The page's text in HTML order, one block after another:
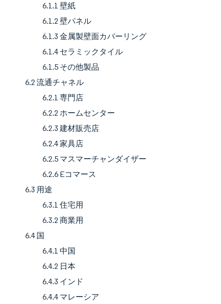
6.1.1 壁紙
6.1.2 壁パネル
6.1.3 金属製壁面カバーリング
6.1.4 セラミックタイル
6.1.5 その他製品
6.2 流通チャネル
6.2.1 専門店
6.2.2 ホームセンター
6.2.3 建材販売店
6.2.4 家具店
6.2.5 マスマーチャンダイザー
6.2.6 Eコマース
6.3 用途
6.3.1 住宅用
6.3.2 商業用
6.4 国
6.4.1 中国
6.4.2 日本
6.4.3 インド
6.4.4 マレーシア